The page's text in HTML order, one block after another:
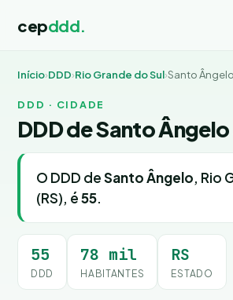
cepddd.
Início›DDD›Rio Grande do Sul›Santo Ângelo
DDD · CIDADE
DDD de Santo Ângelo
O DDD deSanto Ângelo, Rio
(RS), é55.
55
DDD
78 mil
HABITANTES
RS
ESTADO